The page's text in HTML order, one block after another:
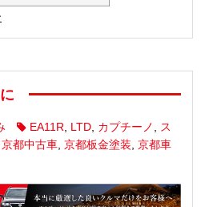
EA11R LTD カプチーノ
ス
京都中古車 京都板金塗装 京都車